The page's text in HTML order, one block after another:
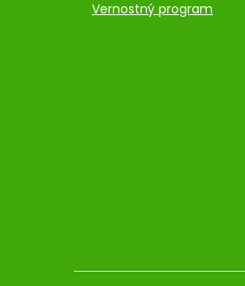
Vernostný program